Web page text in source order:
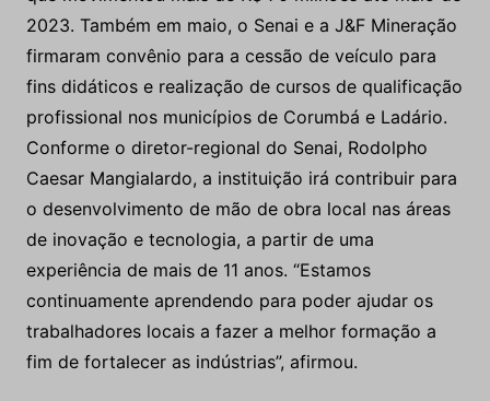
2023. Também em maio, o Senai e a J&F Mineração
firmaram convênio para a cessão de veículo para
fins didáticos e realização de cursos de qualificação
profissional nos municípios de Corumbá e Ladário.
Conforme o diretor-regional do Senai, Rodolpho
Caesar Mangialardo, a instituição irá contribuir para
o desenvolvimento de mão de obra local nas áreas
de inovação e tecnologia, a partir de uma
experiência de mais de 11 anos. “Estamos
continuamente aprendendo para poder ajudar os
trabalhadores locais a fazer a melhor formação a
fim de fortalecer as indústrias”, afirmou.